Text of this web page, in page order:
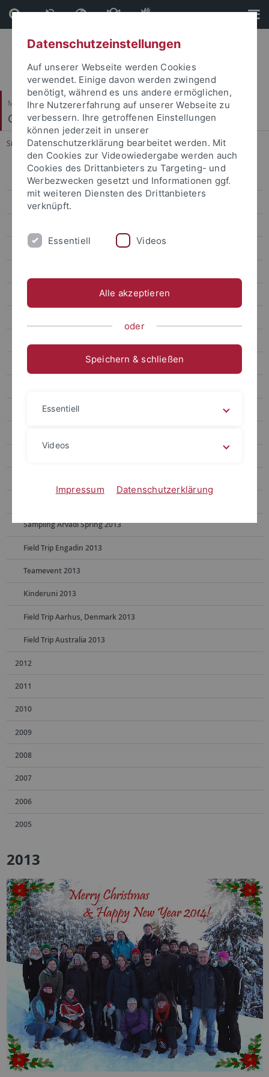
Direkt
zum
Inhalt
Direkt
zur
Fußleiste
Mathematisch-Naturwissenschaftliche Fakultät
Geomikrobiologie
Sie sind hier: Startseite ... 2013
2026
2025
2023
Sampling Arvadi Spring 2013
Field Trip Engadin 2013
Teamevent 2013
Kinderuni 2013
Field Trip Aarhus, Denmark 2013
Field Trip Australia 2013
2012
2011
2010
2009
2008
2007
2006
2005
2013
Datenschutzeinstellungen
Auf unserer Webseite werden Cookies
verwendet. Einige davon werden zwingend
benötigt, während es uns andere ermöglichen,
Ihre Nutzererfahrung auf unserer Webseite zu
verbessern. Ihre getroffenen Einstellungen
können jederzeit in unserer
Datenschutzerklärung bearbeitet werden. Mit
den Cookies zur Videowiedergabe werden auch
Cookies des Drittanbieters zu Targeting- und
Werbezwecken gesetzt und Informationen ggf.
mit weiteren Diensten des Drittanbieters
verknüpft.
Essentiell Videos
Alle akzeptieren
oder
Speichern & schließen
Essentiell
Videos
Impressum Datenschutzerklärung